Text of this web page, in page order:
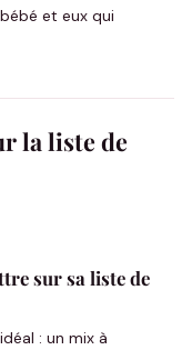
et eux qui
la liste de
sur sa liste de
: un mix à